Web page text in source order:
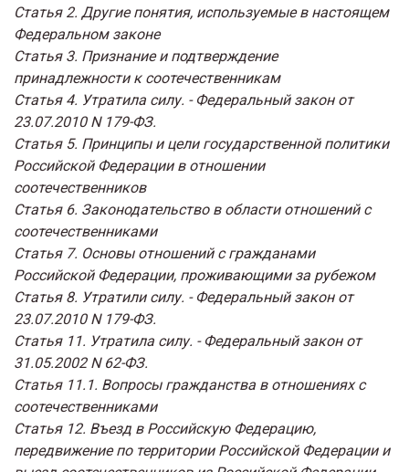
Статья 2. Другие понятия, используемые в настоящем
Федеральном законе
Статья 3. Признание и подтверждение
принадлежности к соотечественникам
Статья 4. Утратила силу. - Федеральный закон от
23.07.2010 N 179-ФЗ.
Статья 5. Принципы и цели государственной политики
Российской Федерации в отношении
соотечественников
Статья 6. Законодательство в области отношений с
соотечественниками
Статья 7. Основы отношений с гражданами
Российской Федерации, проживающими за рубежом
Статья 8. Утратили силу. - Федеральный закон от
23.07.2010 N 179-ФЗ.
Статья 11. Утратила силу. - Федеральный закон от
31.05.2002 N 62-ФЗ.
Статья 11.1. Вопросы гражданства в отношениях с
соотечественниками
Статья 12. Въезд в Российскую Федерацию,
передвижение по территории Российской Федерации и